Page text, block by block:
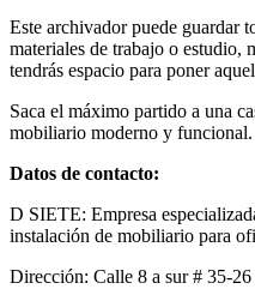
Este archivador puede guardar
materiales de trabajo o estudio,
tendrás espacio para poner
Saca el máximo partido a una
mobiliario moderno y funcional.
Datos de contacto:
D SIETE: Empresa
instalación de mobiliario para
Dirección: Calle 8 a sur # 35-